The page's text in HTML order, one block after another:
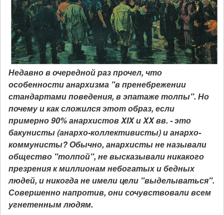
Недавно в очередной раз прочел, что
особенности анархизма "в пренебрежении
стандартами поведения, в эпатаже толпы". Но
почему и как сложился этот образ, если
примерно 90% анархистов XIX и XX вв. - это
бакунисты (анархо-коллективисты) и анархо-
коммунисты? Обычно, анархисты не называли
общество "толпой", не высказывали никакого
презрения к миллионам небогатых и бедных
людей, и никогда не имели цели "выделываться".
Совершенно напротив, они сочувствовали всем
угнетенным людям.